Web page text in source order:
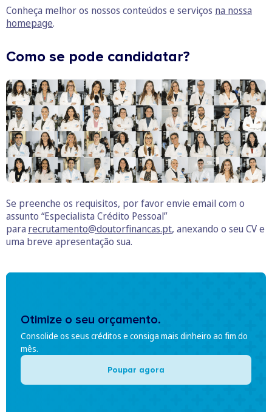
Conheça melhor os nossos conteúdos e serviços na nossa
homepage.
Como se pode candidatar?
Se preenche os requisitos, por favor envie email com o
assunto “Especialista Crédito Pessoal”
para recrutamento@doutorfinancas.pt, anexando o seu CV e
uma breve apresentação sua.
Otimize o seu orçamento.
Consolide os seus créditos e consiga mais dinheiro ao fim do
mês.
Poupar agora